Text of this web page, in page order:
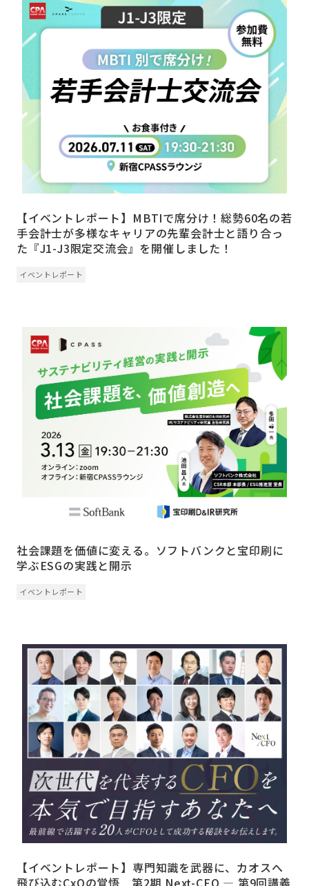
【イベントレポート】MBTIで席分け！総勢60名の若
手会計士が多様なキャリアの先輩会計士と語り合っ
た『J1-J3限定交流会』を開催しました！
イベントレポート
社会課題を価値に変える。ソフトバンクと宝印刷に
学ぶESGの実践と開示
イベントレポート
【イベントレポート】専門知識を武器に、カオスへ
飛び込むCxOの覚悟 第2期 Next-CFO ― 第9回講義